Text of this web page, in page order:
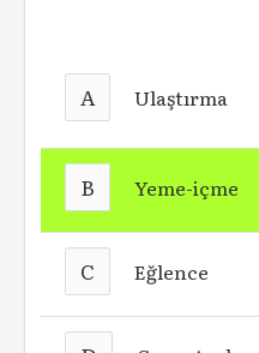
A Ulaştırma
B Yeme-içme
C Eğlence